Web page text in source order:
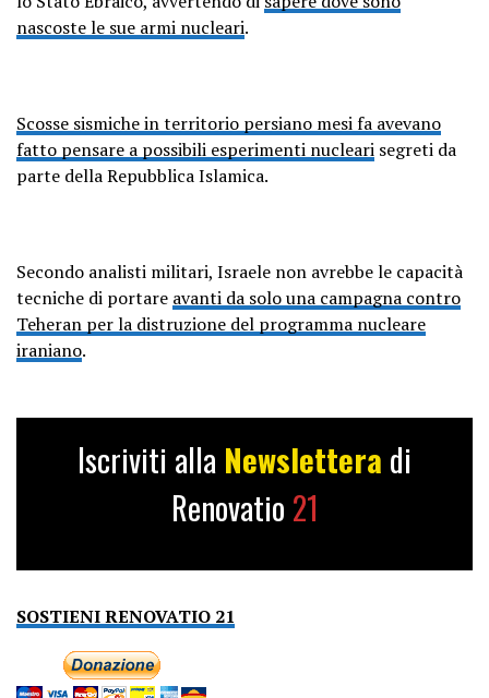
nascoste le sue armi nucleari.
Scosse sismiche in territorio persiano mesi fa avevano
fatto pensare a possibili esperimenti nucleari segreti da
parte della Repubblica Islamica.
Secondo analisti militari, Israele non avrebbe le capacità
tecniche di portare avanti da solo una campagna contro
Teheran per la distruzione del programma nucleare
iraniano.
Iscriviti alla Newslettera di
Renovatio 21
SOSTIENI RENOVATIO 21